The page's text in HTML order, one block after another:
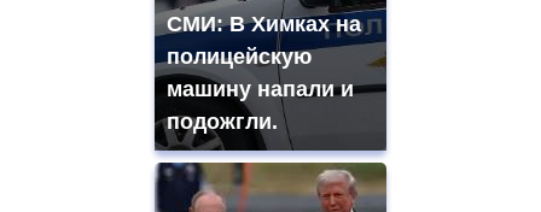
СМИ: В Химках на
полицейскую
машину напали и
подожгли.